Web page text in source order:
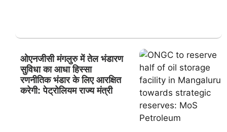
ओएनजीसी मंगलुरु में तेल भंडारण
सुविधा का आधा हिस्सा
रणनीतिक भंडार के लिए आरक्षित
करेगी: पेट्रोलियम राज्य मंत्री